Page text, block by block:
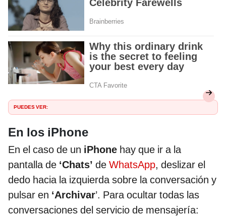
PUEDES VER:
En los iPhone
En el caso de un iPhone hay que ir a la
pantalla de ‘Chats’ de WhatsApp, deslizar el
dedo hacia la izquierda sobre la conversación y
pulsar en ‘Archivar’. Para ocultar todas las
conversaciones del servicio de mensajería: